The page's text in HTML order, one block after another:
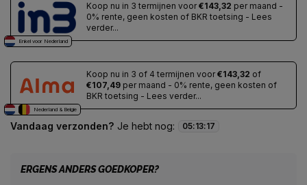
Enkel voor Nederland
Koop nu in 3 termijnen voor €143,32 per maand -
0% rente, geen kosten of BKR toetsing - Lees
verder...
Nederland & Belgie
Koop nu in 3 of 4 termijnen voor €143,32 of
€107,49 per maand - 0% rente, geen kosten of
BKR toetsing - Lees verder...
Vandaag verzonden? Je hebt nog: 05:13:17
ERGENS ANDERS GOEDKOPER?